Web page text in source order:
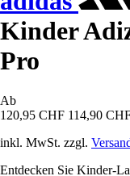
Kinder
Pro
Ab
120,95 CHF 114,90
inkl. MwSt. zzgl.
Entdecken Sie Kinder-